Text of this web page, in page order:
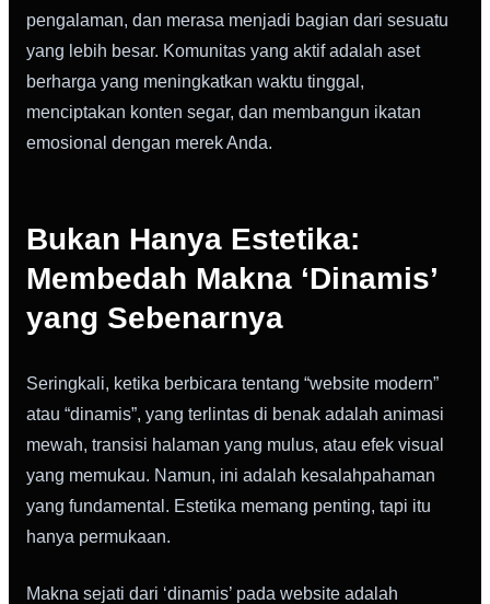
pengalaman, dan merasa menjadi bagian dari sesuatu
yang lebih besar. Komunitas yang aktif adalah aset
berharga yang meningkatkan waktu tinggal,
menciptakan konten segar, dan membangun ikatan
emosional dengan merek Anda.
Bukan Hanya Estetika:
Membedah Makna ‘Dinamis’
yang Sebenarnya
Seringkali, ketika berbicara tentang “website modern”
atau “dinamis”, yang terlintas di benak adalah animasi
mewah, transisi halaman yang mulus, atau efek visual
yang memukau. Namun, ini adalah kesalahpahaman
yang fundamental. Estetika memang penting, tapi itu
hanya permukaan.
Makna sejati dari ‘dinamis’ pada website adalah